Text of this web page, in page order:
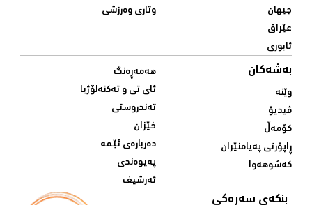
جیهان
عێراق
ئابوری
وتاری وەرزشی
بەشەکان
وێنە
ڤیدیۆ
کۆمەڵ
ڕاپۆرتی پەیامنێران
کەشوهەوا
هەمەڕەنگ
ئای تی و تەکنەلۆژیا
تەندروستی
خێزان
دەربارەی ئێمە
پەیوەندی
ئەرشیف
بنکەی سەرەکی